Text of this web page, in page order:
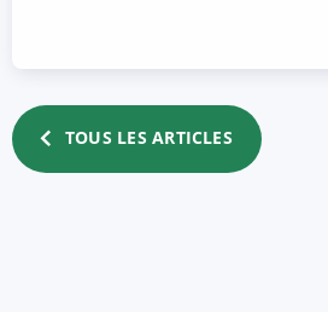
TOUS LES ARTICLES